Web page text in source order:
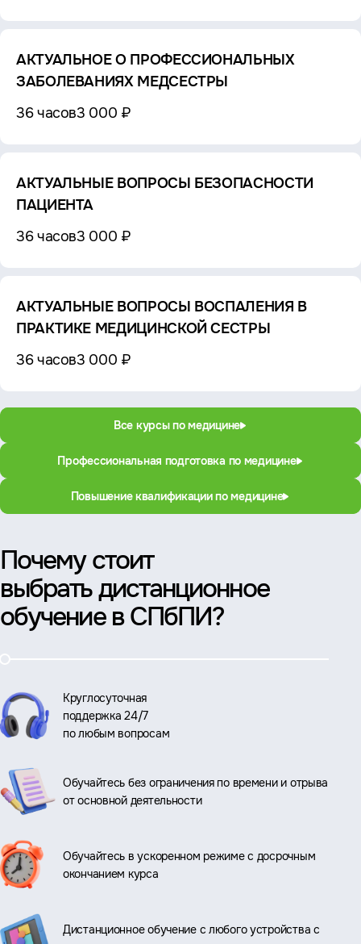
АКТУАЛЬНОЕ О ПРОФЕССИОНАЛЬНЫХ
ЗАБОЛЕВАНИЯХ МЕДСЕСТРЫ
36 часов3 000 ₽
АКТУАЛЬНЫЕ ВОПРОСЫ БЕЗОПАСНОСТИ
ПАЦИЕНТА
36 часов3 000 ₽
АКТУАЛЬНЫЕ ВОПРОСЫ ВОСПАЛЕНИЯ В
ПРАКТИКЕ МЕДИЦИНСКОЙ СЕСТРЫ
36 часов3 000 ₽
Все курсы по медицине
Профессиональная подготовка по медицине
Повышение квалификации по медицине
Почему стоит
выбрать дистанционное
обучение в СПбПИ?
Круглосуточная
поддержка 24/7
по любым вопросам
Обучайтесь без ограничения по времени и отрыва
от основной деятельности
Обучайтесь в ускоренном режиме с досрочным
окончанием курса
Дистанционное обучение с любого устройства с